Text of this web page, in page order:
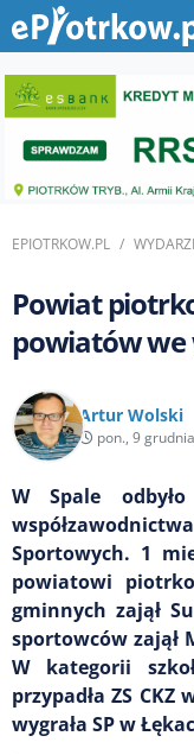
EPIOTRKOW.PL
Powiat
powiatów we
Artur Wolski
pon., 9
W Spale
Sportowych. 1
powiatowi
gminnych zajął
sportowców zajął
W kategorii
przypadła ZS
wygrała SP w